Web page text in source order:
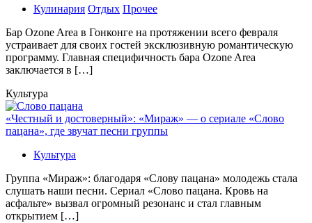
Кулинария Отдых Прочее
Бaр Ozone Area в Гонконге на протяжении всего февраля
устраивает для своих гостей эксклюзивную романтическую
программу. Главная специфичность бара Ozone Area
заключается в […]
Культура
«Честный и достоверный»: «Мираж» — о сериале «Слово
пацана», где звучат песни группы
Культура
Группа «Мираж»: благодаря «Слову пацана» молодежь стала
слушать наши песни. Сериал «Слово пацана. Кровь на
асфальте» вызвал огромный резонанс и стал главным
открытием […]